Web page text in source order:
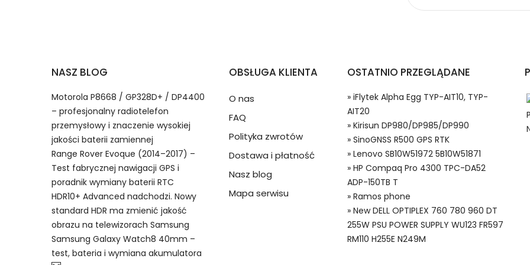
Dzięki ochronie kupujących w systemie PayPal możesz odzyskać całkowitą wartość
przedmiot do Ciebie nie dotrze lub będzie się znacznie różnić od opisu.
Model urządzenia
Numer produktu baterii
Lenovo BL186 bateria, BL186 Baterie do Laptopów, Alternatywna bateria do Lenovo BL186,Lenovo
NASZ BLOG
Motorola P8668 / GP328D+ / DP4400
– profesjonalny radiotelefon
przemysłowy i znaczenie wysokiej
jakości baterii zamiennej
Range Rover Evoque (2014–2017) –
Test fabrycznej nawigacji GPS i
poradnik wymiany baterii RTC
HDR10+ Advanced nadchodzi. Nowy
standard HDR ma zmienić jakość
obrazu na telewizorach Samsung
Samsung Galaxy Watch8 40mm –
test, bateria i wymiana akumulatora
OBSŁUGA KLIENTA
O nas
FAQ
Polityka zwrotów
Dostawa i płatność
Nasz blog
Mapa serwisu
OSTATNIO PRZEGLĄDANE
» iFlytek Alpha Egg TYP-AIT10, TYP-
AIT20
» Kirisun DP980/DP985/DP990
» SinoGNSS R500 GPS RTK
» Lenovo SB10W51972 5B10W51871
» HP Compaq Pro 4300 TPC-DA52
ADP-150TB T
» Ramos phone
» New DELL OPTIPLEX 760 780 960 DT
255W PSU POWER SUPPLY WU123 FR597
RM110 H255E N249M